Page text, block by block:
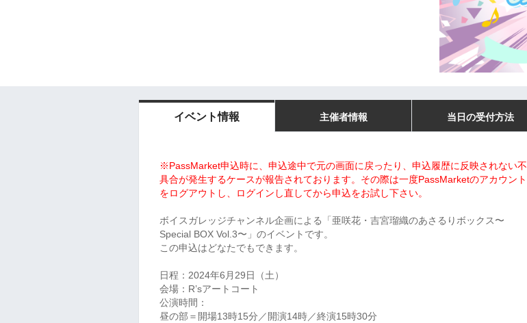
イベント情報 主催者情報 当日の受付方法
※PassMarket申込時に、申込途中で元の画面に戻ったり、申込履歴に反映されない不
具合が発生するケースが報告されております。その際は一度PassMarketのアカウント
をログアウトし、ログインし直してから申込をお試し下さい。
ボイスガレッジチャンネル企画による「亜咲花・吉宮瑠織のあさるりボックス〜
Special BOX Vol.3〜」のイベント です。
この申込はどなたでもできます。
日程：2024年6月29日（土）
会場：R’sアートコート
公演時間：
昼の部＝開場13時15分／開演14時／終演15時30分